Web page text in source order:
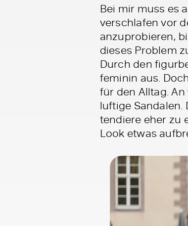
Bei mir muss es
verschlafen vor
anzuprobieren,
dieses Problem
Durch den
feminin aus.
für den Alltag.
luftige
tendiere eher zu
Look etwas